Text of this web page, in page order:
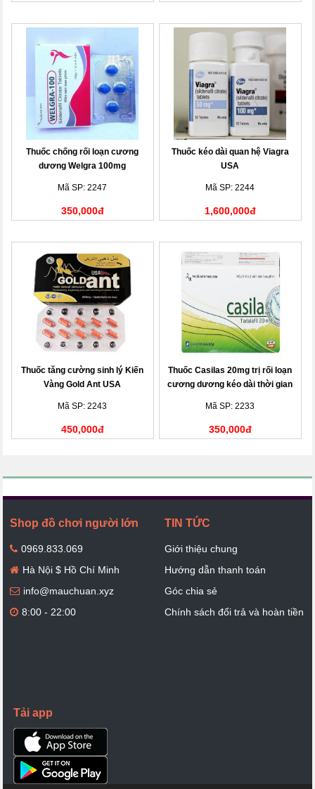
Thuốc chống rối loạn cương
dương Welgra 100mg
Mã SP: 2247
350,000đ
Thuốc kéo dài quan hệ Viagra
USA
Mã SP: 2244
1,600,000đ
Thuốc tăng cường sinh lý Kiến
Vàng Gold Ant USA
Mã SP: 2243
450,000đ
Thuốc Casilas 20mg trị rối loạn
cương dương kéo dài thời gian
Mã SP: 2233
350,000đ
Shop đồ chơi người lớn
0969.833.069
Hà Nội $ Hồ Chí Minh
info@mauchuan.xyz
8:00 - 22:00
TIN TỨC
Giới thiệu chung
Hướng dẫn thanh toán
Góc chia sẻ
Chính sách đổi trả và hoàn tiền
Tải app